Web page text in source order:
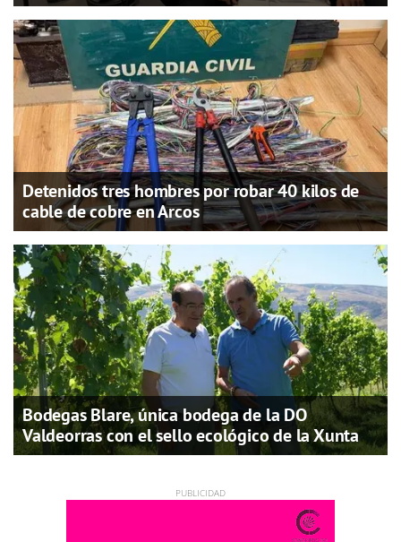
Detenidos tres hombres por robar 40 kilos de
cable de cobre en Arcos
Bodegas Blare, única bodega de la DO
Valdeorras con el sello ecológico de la Xunta